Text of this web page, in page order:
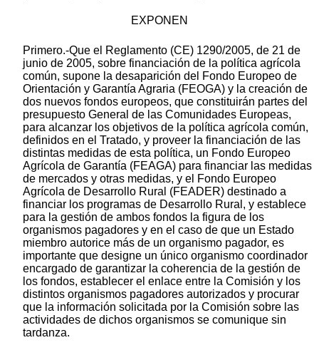
EXPONEN
Primero.-Que el Reglamento (CE) 1290/2005, de 21 de
junio de 2005, sobre financiación de la política agrícola
común, supone la desaparición del Fondo Europeo de
Orientación y Garantía Agraria (FEOGA) y la creación de
dos nuevos fondos europeos, que constituirán partes del
presupuesto General de las Comunidades Europeas,
para alcanzar los objetivos de la política agrícola común,
definidos en el Tratado, y proveer la financiación de las
distintas medidas de esta política, un Fondo Europeo
Agrícola de Garantía (FEAGA) para financiar las medidas
de mercados y otras medidas, y el Fondo Europeo
Agrícola de Desarrollo Rural (FEADER) destinado a
financiar los programas de Desarrollo Rural, y establece
para la gestión de ambos fondos la figura de los
organismos pagadores y en el caso de que un Estado
miembro autorice más de un organismo pagador, es
importante que designe un único organismo coordinador
encargado de garantizar la coherencia de la gestión de
los fondos, establecer el enlace entre la Comisión y los
distintos organismos pagadores autorizados y procurar
que la información solicitada por la Comisión sobre las
actividades de dichos organismos se comunique sin
tardanza.